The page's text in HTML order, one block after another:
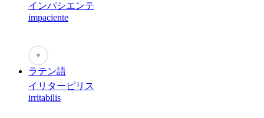
インパシエンテ
impaciente
♥
ラテン語
イリターピリス
irritabilis